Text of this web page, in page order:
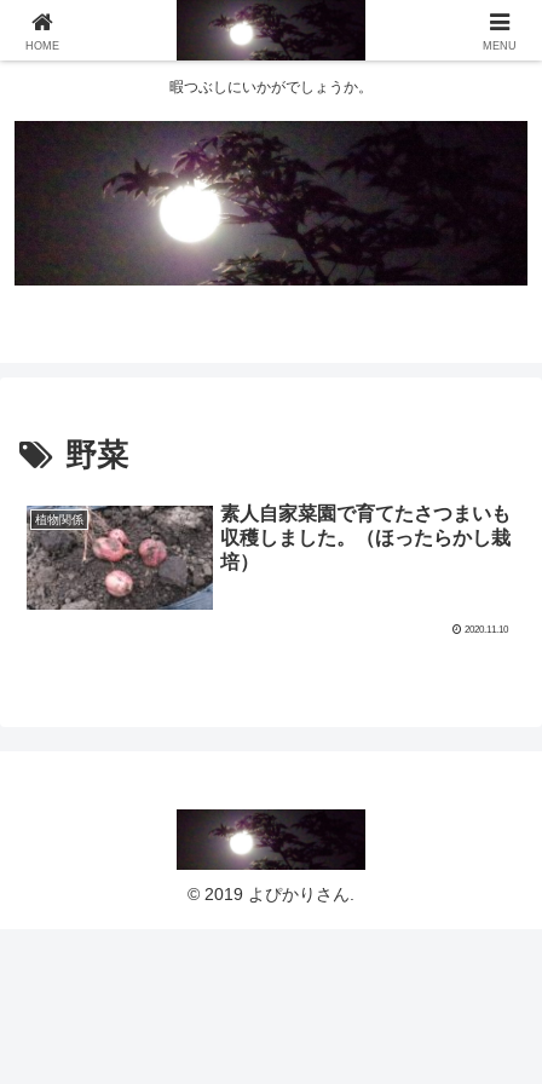
暇つぶしにいかがでしょうか。
野菜
植物関係
素人自家菜園で育てたさつまいも
収穫しました。（ほったらかし栽
培）
2020.11.10
© 2019 よぴかりさん.
HOME MENU